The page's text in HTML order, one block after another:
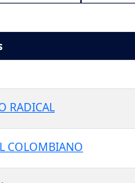
RADICAL
COLOMBIANO